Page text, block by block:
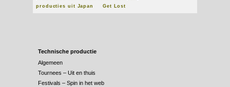
producties uit Japan
Get Lost
Technische productie
Algemeen
Tournees – Uit en thuis
Festivals – Spin in het web